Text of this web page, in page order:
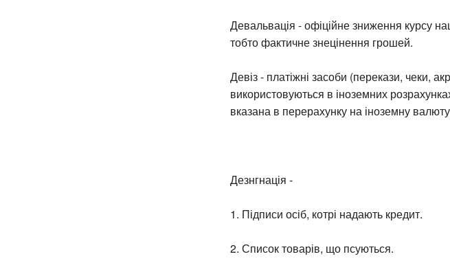
Девальвація - офіційне зниження курсу
тобто фактичне знецінення грошей.
Девіз - платіжні засоби (перекази, чеки,
використовуються в іноземних
вказана в перерахунку на іноземну
Дезнгнація -
1. Підписи осіб, котрі надають кредит.
2. Список товарів, що псуються.